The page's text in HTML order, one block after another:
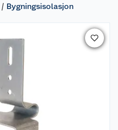
Bygningsisolasjon